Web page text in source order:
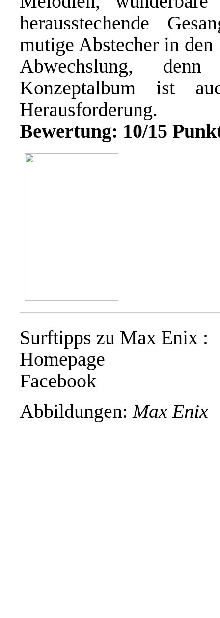
herausstechende
mutige Abstecher in
Abwechslung,
Konzeptalbum ist
Herausforderung.
Bewertung: 10/15
Surftipps zu Max Enix :
Homepage
Facebook
Abbildungen: Max Enix